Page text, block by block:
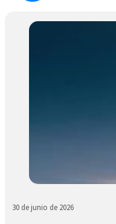
30 de junio de 2026